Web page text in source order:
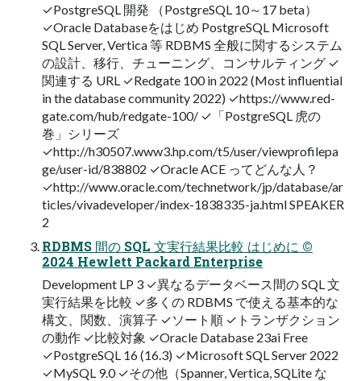
✓PostgreSQL 開発 （PostgreSQL 10～17 beta）
✓Oracle Databaseをはじめ PostgreSQL Microsoft
SQL Server, Vertica 等 RDBMS 全般に関するシステム
の設計、移行、チューニング、コンサルティング ✓
関連する URL ✓Redgate 100 in 2022 (Most influential
in the database community 2022) ✓https://www.red-
gate.com/hub/redgate-100/ ✓「PostgreSQL 虎の
巻」シリーズ
✓http://h30507.www3.hp.com/t5/user/viewprofilepa
ge/user-id/838802 ✓Oracle ACE ってどんな人？
✓http://www.oracle.com/technetwork/jp/database/ar
ticles/vivadeveloper/index-1838335-ja.html SPEAKER
2
RDBMS 間の SQL 文実行結果比較 はじめに ©
2024 Hewlett Packard Enterprise
Development LP 3 ✓異なるデータベース間の SQL 文
実行結果を比較 ✓多くの RDBMS で使える基本的な
構文、関数、演算子 ✓ソート順 ✓トランザクション
の動作 ✓比較対象 ✓Oracle Database 23ai Free
✓PostgreSQL 16 (16.3) ✓Microsoft SQL Server 2022
✓MySQL 9.0 ✓その他（Spanner, Vertica, SQLite な